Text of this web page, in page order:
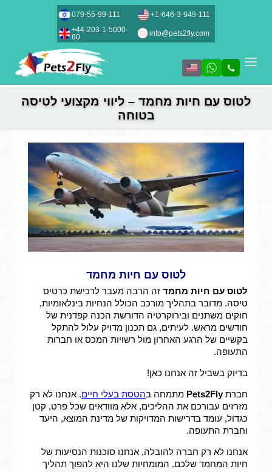
079-55-99-111
+1-646-3-949-111
+44-203-1-5000-
60
info@pets2fly.com
לטוס עם חיות מחמד – ליווי מקצועי לטיסה
בטוחה
לטוס עם חיות מחמד
לטוס עם חיות מחמד זה הרבה מעבר לרכישת כרטיס
טיסה. מדובר בתהליך מורכב הכולל הנחיות בינלאומיות,
חוקים משתנים ובירוקרטיה הדורשת הכנה קפדנית של
חודשים מראש. לעיתים, גם תכנון מדויק עלול להתקל
בקשיים של הרגע האחרון מול רשויות המכס או חברות
התעופה.
בדיוק בשביל זה אנחנו כאן!
חברתPets2Fly מתמחה בהטסת בעלי חיים. אנחנו לא רק
מזרזים עבורכם את ההליכים, אלא מוודאים שכל פרט, קטן
כגדול, עומד בדרישות המדויקות של מדינת המוצא, היעד
וחברת התעופה.
אנחנו לא רק חברה להובלה, אנחנו סוכנות הנסיעות של
חיות המחמד שלכם. המומחיות שלנו היא להפוך תהליך